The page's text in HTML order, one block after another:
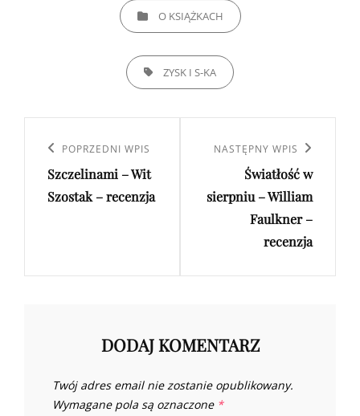
CATEGORIESO KSIĄŻKACH
TAGS, ZYSK I S-KA
wpisu
Poprzedni
wpis
POPRZEDNI WPIS
Szczelinami – Wit
Szostak – recenzja
Następny
NASTĘPNY WPIS
Światłość w
sierpniu – William
Faulkner –
recenzja
DODAJ KOMENTARZ
Twój adres email nie zostanie opublikowany.
Wymagane pola są oznaczone *